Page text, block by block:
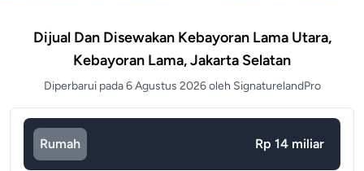
Dijual Dan Disewakan Kebayoran Lama Utara,
Kebayoran Lama, Jakarta Selatan
Diperbarui pada 6 Agustus 2026 oleh SignaturelandPro
Rumah Rp 14 miliar